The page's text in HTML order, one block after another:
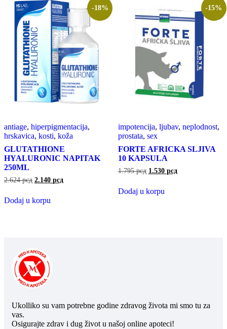
-18%
antiage, hiperpigmentacija,
hrskavica, kosti, koža
GLUTATHIONE
HYALURONIC NAPITAK
250ML
2.624рсд 2.140 рсд
Dodaj u korpu
-15%
impotencija, ljubav, neplodnost,
prostata, sex
FORTE AFRICKA SLJIVA
10 KAPSULA
1.795рсд 1.530 рсд
Dodaj u korpu
Ukolliko su vam potrebne godine zdravog života mi smo tu za
vas.
Osigurajte zdrav i dug život u našoj online apoteci!